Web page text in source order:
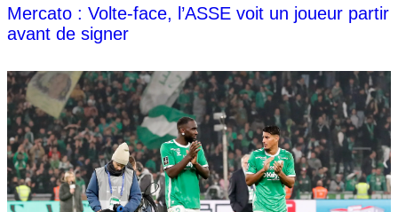
Mercato : Volte-face, l’ASSE voit un joueur partir
avant de signer